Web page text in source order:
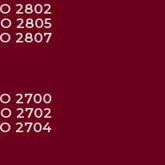
2802
2805
2807
2700
2702
2704